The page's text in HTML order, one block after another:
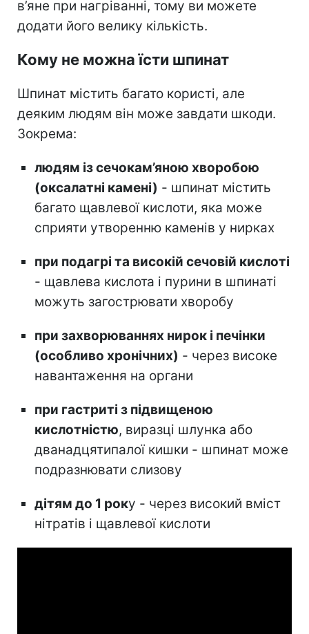
в’яне при нагріванні, тому ви можете
додати його велику кількість.
Кому не можна їсти шпинат
Шпинат містить багато користі, але
деяким людям він може завдати шкоди.
Зокрема:
людям із сечокам’яною хворобою
(оксалатні камені) - шпинат містить
багато щавлевої кислоти, яка може
сприяти утворенню каменів у нирках
при подагрі та високій сечовій кислоті
- щавлева кислота і пурини в шпинаті
можуть загострювати хворобу
при захворюваннях нирок і печінки
(особливо хронічних) - через високе
навантаження на органи
при гастриті з підвищеною
кислотністю, виразці шлунка або
дванадцятипалої кишки - шпинат може
подразнювати слизову
дітям до 1 року - через високий вміст
нітратів і щавлевої кислоти